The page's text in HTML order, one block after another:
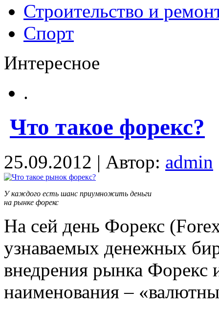
Строительство и
Спорт
Интересное
.
Что такое форекс?
25.09.2012 | Автор: admin
У каждого есть шанс приумножить деньги
на рынке форекс
На сей день Форекс
узнаваемых денежных
внедрения рынка Форекс
наименования –